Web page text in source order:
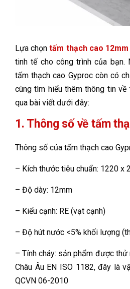
Lựa chọntấm thạch cao 12mm
tinh tế cho công trình của bạn.
tấm thạch cao Gyproc còn có
cùng tìm hiểu thêm thông tin về
qua bài viết dưới đây:
1. Thông số về tấm
Thông số của tấm thạch cao
– Kích thước tiêu chuẩn: 1220 x
– Độ dày: 12mm
– Kiểu cạnh: RE (vạt cạnh)
– Độ hút nước <5% khối lượng
– Tính cháy: sản phẩm được
Châu Âu EN ISO 1182, đây là
QCVN 06-2010